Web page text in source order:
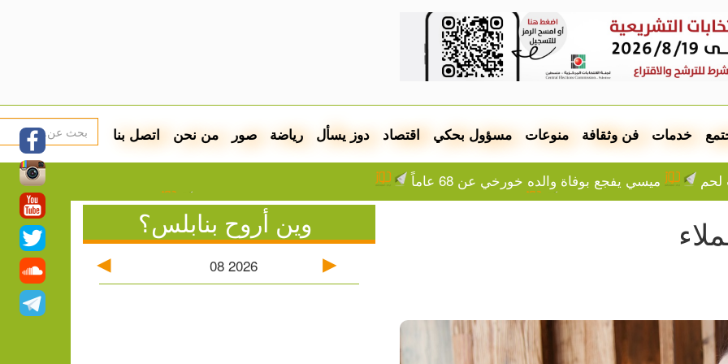
خدمات فن وثقافة منوعات مسؤول بحكي اقتصاد دوز يسأل رياضة صور من نحن اتصل بنا
لحم
ميسي يفجع بوفاة والده خورخي عن 68 عاماً
ريال مدريد إلى برشلونة
فيديو.. إصابة شاب إثر اعتداء للمستوطنين في بيت فوريك
تصعيد إسرائيلي في جنين ونابلس
تقرير: خطاب الكراهية والتحريض يتصاعد في أوساط المستوطنين
بزشكيان في عامه الثاني.. رسائل سياسية ومقابلة خارج المألوف
أبرز عناوين الصحف الفلسطينية
خاض لبنان معركة الحدود؟
سنوات ونصف
بلدية نابلس: جدول توزيع المياه
الطقس: ارتفاع تدريجي على درجات الحرارة
وين أروح بنابلس؟
2026
08